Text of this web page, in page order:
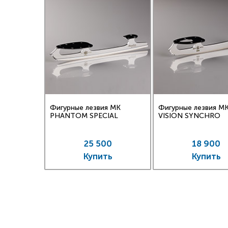
Фигурные лезвия MK
PHANTOM SPECIAL
25 500
Купить
Фигурные лезвия
VISION SYNCHRO
18 900
Купить